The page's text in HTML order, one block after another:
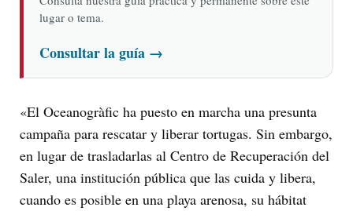
lugar o tema.
Consultar la guía →
«El Oceanogràfic ha puesto en marcha una presunta
campaña para rescatar y liberar tortugas. Sin embargo,
en lugar de trasladarlas al Centro de Recuperación del
Saler, una institución pública que las cuida y libera,
cuando es posible en una playa arenosa, su hábitat